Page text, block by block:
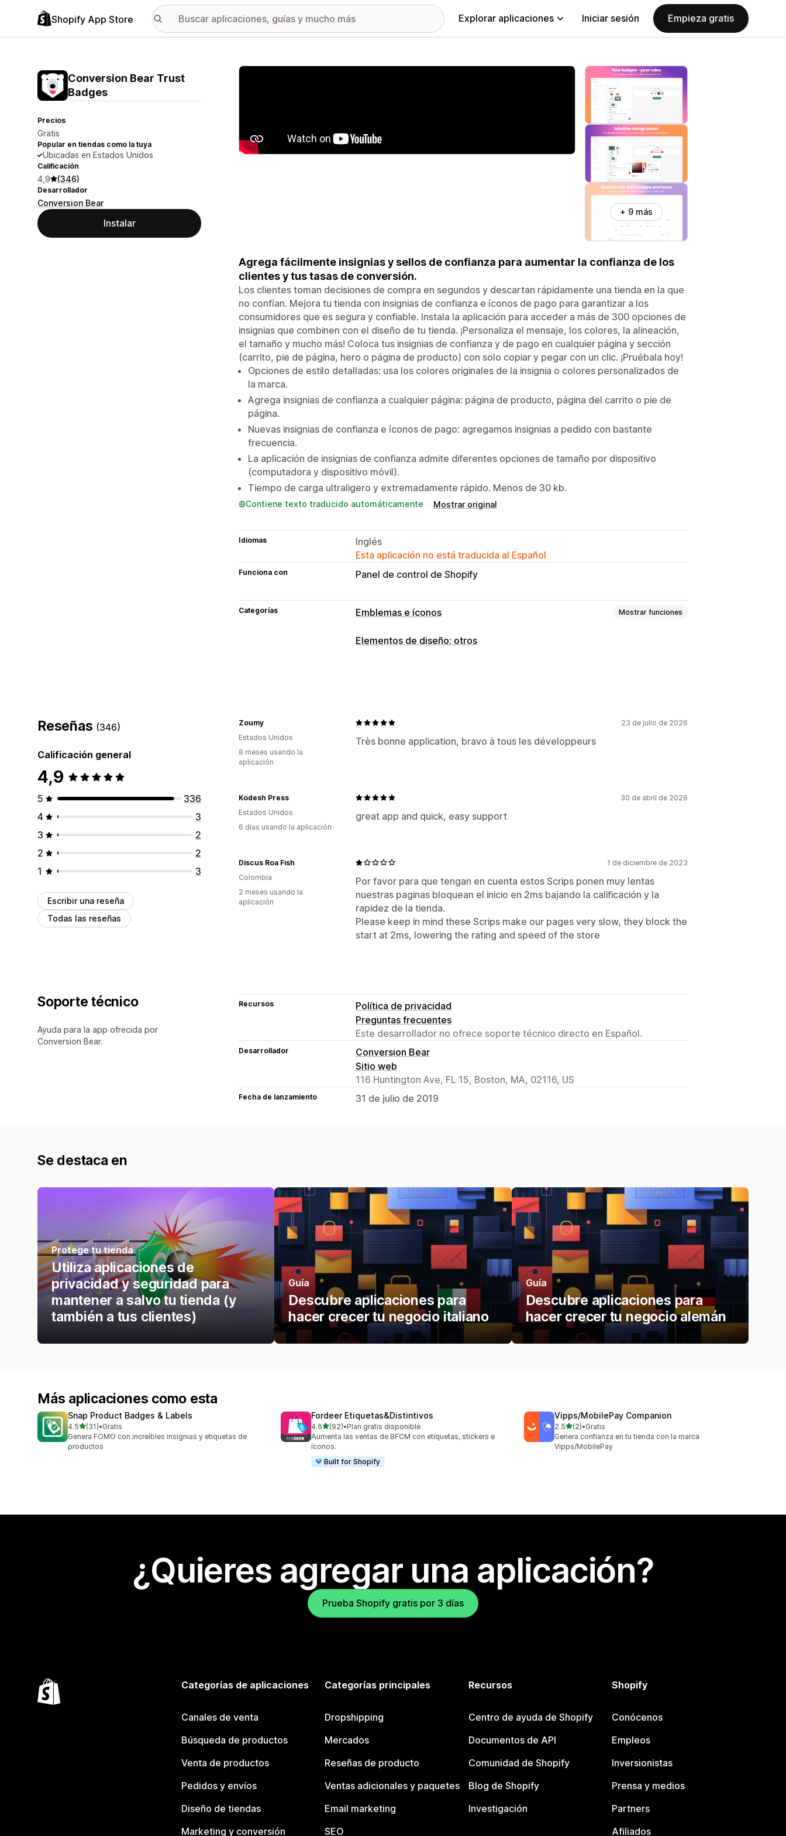
Shopify App Store Explorar aplicaciones Iniciar sesión Empieza gratis
Conversion Bear Trust
Badges
Precios
Gratis
Popular en tiendas como la tuya
Ubicadas en Estados Unidos
Calificación
4,9 (346)
Desarrollador
Conversion Bear
Instalar
Galería de imágenes destacadas
+ 9 más
Agrega fácilmente insignias y sellos de confianza para aumentar la confianza de los
clientes y tus tasas de conversión.
Los clientes toman decisiones de compra en segundos y descartan rápidamente una tienda en la que
no confían. Mejora tu tienda con insignias de confianza e íconos de pago para garantizar a los
consumidores que es segura y confiable. Instala la aplicación para acceder a más de 300 opciones de
insignias que combinen con el diseño de tu tienda. ¡Personaliza el mensaje, los colores, la alineación,
el tamaño y mucho más! Coloca tus insignias de confianza y de pago en cualquier página y sección
(carrito, pie de página, hero o página de producto) con solo copiar y pegar con un clic. ¡Pruébala hoy!
Opciones de estilo detalladas: usa los colores originales de la insignia o colores personalizados de
la marca.
Agrega insignias de confianza a cualquier página: página de producto, página del carrito o pie de
página.
Nuevas insignias de confianza e íconos de pago: agregamos insignias a pedido con bastante
frecuencia.
La aplicación de insignias de confianza admite diferentes opciones de tamaño por dispositivo
(computadora y dispositivo móvil).
Tiempo de carga ultraligero y extremadamente rápido. Menos de 30 kb.
Contiene texto traducido automáticamente Mostrar original
Idiomas
Inglés
Esta aplicación no está traducida al Español
Funciona con Panel de control de Shopify
Categorías Emblemas e íconos Mostrar funciones
Tipos de íconos
Posición del ícono
Posicionamiento automático
Elementos de diseño: otros
Reseñas (346)
Calificación general
4,9
5
336
4
3
3
2
2
2
1
3
Escribir una reseña
Todas las reseñas
23 de julio de 2026
Très bonne application, bravo à tous les développeurs
Zoumy
Estados Unidos
8 meses usando la
aplicación
30 de abril de 2026
great app and quick, easy support
Kodesh Press
Estados Unidos
6 días usando la aplicación
1 de diciembre de 2023
Por favor para que tengan en cuenta estos Scrips ponen muy lentas
nuestras paginas bloquean el inicio en 2ms bajando la calificación y la
rapidez de la tienda.
Please keep in mind these Scrips make our pages very slow, they block the
start at 2ms, lowering the rating and speed of the store
Discus Roa Fish
Colombia
2 meses usando la
aplicación
Soporte técnico
Ayuda para la app ofrecida por
Conversion Bear.
Recursos
Política de privacidad
Preguntas frecuentes
Este desarrollador no ofrece soporte técnico directo en Español.
Desarrollador
Conversion Bear
Sitio web
116 Huntington Ave, FL 15, Boston, MA, 02116, US
Fecha de lanzamiento 31 de julio de 2019
Se destaca en
Protege tu tienda
Utiliza aplicaciones de
privacidad y seguridad para
mantener a salvo tu tienda (y
también a tus clientes)
Guía
Descubre aplicaciones para
hacer crecer tu negocio italiano
Guía
Descubre aplicaciones para
hacer crecer tu negocio alemán
Más aplicaciones como esta
Snap Product Badges & Labels
4.5de 5 estrellas
(31)
31 reseñas en total
•Gratis
Genera FOMO con increíbles insignias y etiquetas de
productos
Fordeer Etiquetas&Distintivos
4.6de 5 estrellas
(92)
92 reseñas en total
•Plan gratis disponible
Aumenta las ventas de BFCM con etiquetas, stickers e
íconos.
Built for Shopify
Vipps/MobilePay Companion
2.5de 5 estrellas
(2)
2 reseñas en total
•Gratis
Genera confianza en tu tienda con la marca
Vipps/MobilePay
¿Quieres agregar una aplicación?
Prueba Shopify gratis por 3 días
Categorías de aplicaciones
Canales de venta
Búsqueda de productos
Venta de productos
Pedidos y envíos
Diseño de tiendas
Marketing y conversión
Categorías principales
Dropshipping
Mercados
Reseñas de producto
Ventas adicionales y paquetes
Email marketing
SEO
Recursos
Centro de ayuda de Shopify
Documentos de API
Comunidad de Shopify
Blog de Shopify
Investigación
Shopify
Conócenos
Empleos
Inversionistas
Prensa y medios
Partners
Afiliados